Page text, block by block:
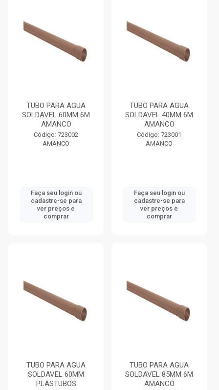
TUBO PARA AGUA
SOLDAVEL 60MM 6M
AMANCO
Código: 723002
AMANCO
Faça seu login ou
cadastre-se para
ver preços e
comprar
TUBO PARA AGUA
SOLDAVEL 40MM 6M
AMANCO
Código: 723001
AMANCO
Faça seu login ou
cadastre-se para
ver preços e
comprar
TUBO PARA AGUA
SOLDAVEL 60MM
PLASTUBOS
TUBO PARA AGUA
SOLDAVEL 85MM 6M
AMANCO